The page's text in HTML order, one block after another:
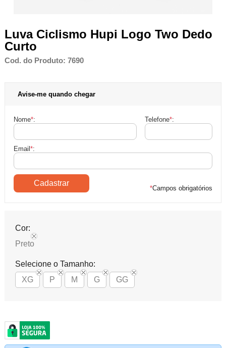
Luva Ciclismo Hupi Logo Two Dedo
Curto
Cod. do Produto: 7690
Avise-me quando chegar
Nome*: Telefone*:
Email*:
*Campos obrigatórios
Cor:
Preto
Selecione o Tamanho:
XG
P M G GG